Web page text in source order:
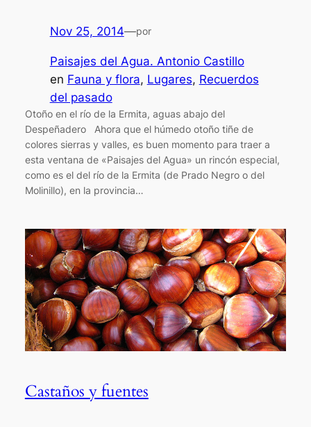
Nov 25, 2014—por
Paisajes del Agua. Antonio Castillo
en Fauna y flora, Lugares, Recuerdos
del pasado
Otoño en el río de la Ermita, aguas abajo del
Despeñadero Ahora que el húmedo otoño tiñe de
colores sierras y valles, es buen momento para traer a
esta ventana de «Paisajes del Agua» un rincón especial,
como es el del río de la Ermita (de Prado Negro o del
Molinillo), en la provincia…
Castaños y fuentes